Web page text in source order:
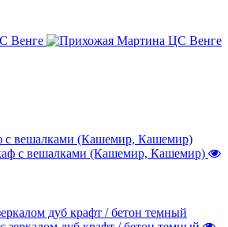
Венге
вешалками (Кашемир, Кашемир)
дуб крафт / бетон темный